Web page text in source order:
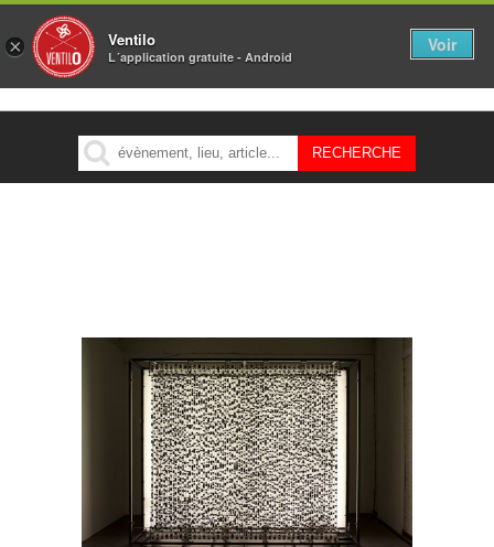
MENU
× Ventilo
L´application gratuite - Android
Voir